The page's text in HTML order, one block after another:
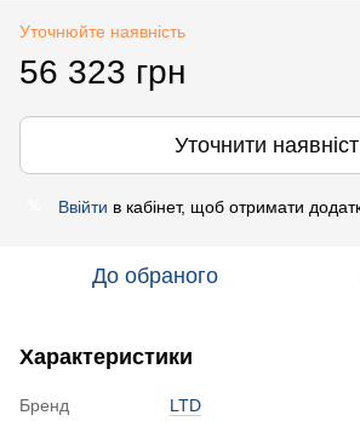
Уточнюйте наявність
56 323 грн
Уточнити
Ввійти в кабінет, щоб отримати
До обраного
Характеристики
Бренд
LTD